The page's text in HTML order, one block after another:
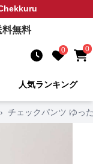
無料
0 0
人気ランキング
› チェックパンツ ゆっ